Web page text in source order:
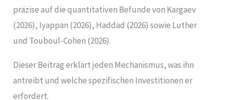
präzise auf die quantitativen Befunde von Kargaev
(2026), Iyappan (2026), Haddad (2026) sowie Luther
und Touboul-Cohen (2026).
Dieser Beitrag erklärt jeden Mechanismus, was ihn
antreibt und welche spezifischen Investitionen er
erfordert.